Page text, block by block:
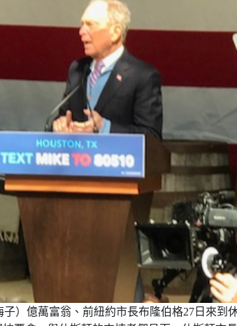
子）億萬富翁、前紐約市長布隆伯格27 日來到